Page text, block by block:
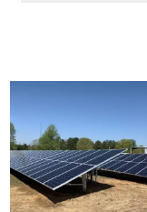
और पढ़ें